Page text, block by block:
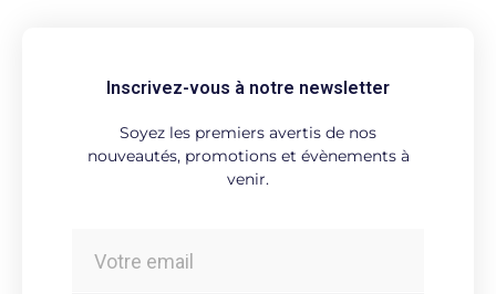
Inscrivez-vous à notre newsletter
Soyez les premiers avertis de nos
nouveautés, promotions et évènements à
venir.